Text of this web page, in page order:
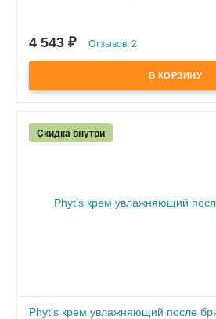
В наличии
- уменьшает проявление возрастных
- восполняет недостаток омега-
4 543 ₽ Отзывов: 2
Скидка внутри
Phyt's крем увлажняющий после